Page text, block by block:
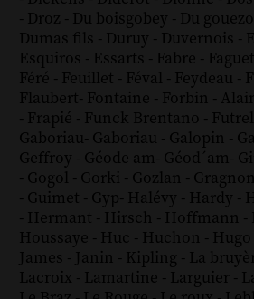
- Droz - Du boisgobey - Du
Dumas fils - Duruy - Duvernois -
Esquiros - Essarts - Fabre - Faguet
Féré - Feuillet - Féval - Feydeau -
Flaubert- Fontaine - Forbin -
- Frapié - Funck Brentano -
Gaboriau- Gaboriau - Galopin -
Geffroy - Géode am- Géod´am-
- Gogol - Gorki - Gozlan - Gragnon
- Guimet - Gyp- Halévy - Hardy -
- Hermant - Hirsch - Hoffmann -
Houssaye - Huc - Huchon - Hugo
James - Janin - Kipling - La
Lacroix - Lamartine - Larguier -